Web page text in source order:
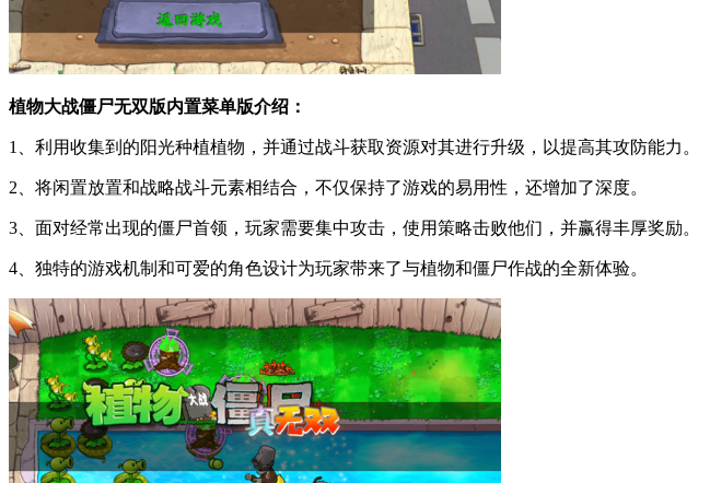
植物大战僵尸无双版内置菜单版介绍：
1、利用收集到的阳光种植植物，并通过战斗获取资源对其进行升级，以提高其攻防能力。
2、将闲置放置和战略战斗元素相结合，不仅保持了游戏的易用性，还增加了深度。
3、面对经常出现的僵尸首领，玩家需要集中攻击，使用策略击败他们，并赢得丰厚奖励。
4、独特的游戏机制和可爱的角色设计为玩家带来了与植物和僵尸作战的全新体验。